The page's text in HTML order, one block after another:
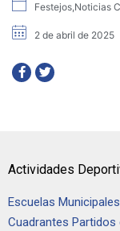
Festejos,Noticias
2 de abril de 2025
Actividades
Escuelas Municipales
Cuadrantes Partidos